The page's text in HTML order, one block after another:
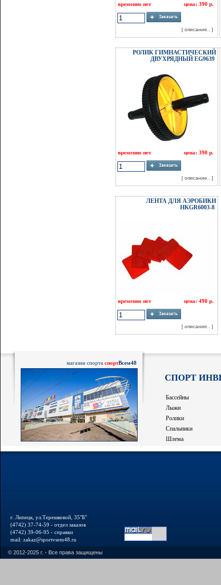
временно нет цена: 390 р.
[ описание.. ]
РОЛИК ГИМНАСТИЧЕСКИЙ
ДВУХРЯДНЫЙ EG9639
временно нет цена: 390 р.
[ описание.. ]
ЛЕНТА ДЛЯ АЭРОБИКИ
HKGR6003-8
временно нет цена: 490 р.
[ описание.. ]
магазин спорта спортВсем48
СПОРТ
Бассейны
Лыжи
Ролики
Спальники
Шлема
г. Липецк, ул.Терешковой, 35"Б"
(4742) 37-74-59 - отдел заказов
(4742) 39-06-95 - справки
mail: zakaz@sportvsem48.ru
© 2012-2025 г. - Все права защищены